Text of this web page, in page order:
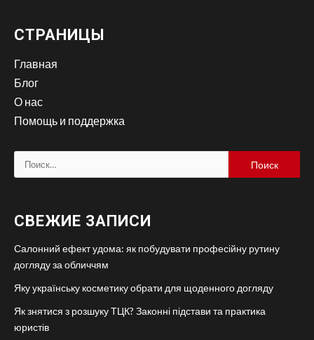
СТРАНИЦЫ
Главная
Блог
О нас
Помощь и поддержка
Найти:
СВЕЖИЕ ЗАПИСИ
Салонний ефект удома: як побудувати професійну рутину
догляду за обличчям
Яку українську косметику обрати для щоденного догляду
Як знятися з розшуку ТЦК? Законні підстави та практика
юристів